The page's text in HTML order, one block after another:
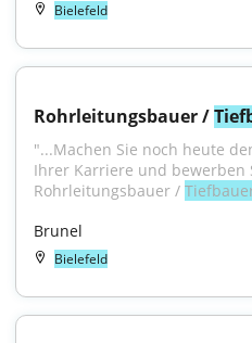
Bielefeld
Rohrleitungsbauer /
"...Machen Sie noch heute
Ihrer Karriere und bewerben
Rohrleitungsbauer /
Brunel
Bielefeld